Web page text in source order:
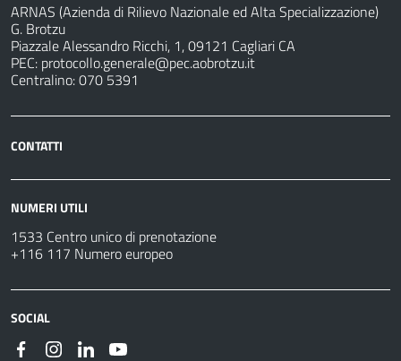
ARNAS (Azienda di Rilievo Nazionale ed Alta Specializzazione)
G. Brotzu
Piazzale Alessandro Ricchi, 1, 09121 Cagliari CA
PEC: protocollo.generale@pec.aobrotzu.it
Centralino: 070 5391
CONTATTI
NUMERI UTILI
1533 Centro unico di prenotazione
+116 117 Numero europeo
SOCIAL